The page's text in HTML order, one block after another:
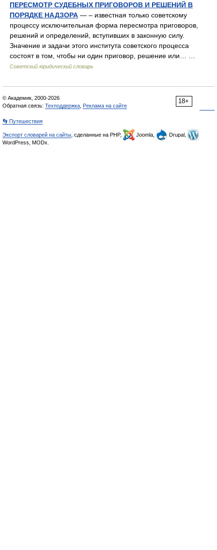
ПЕРЕСМОТР СУДЕБНЫХ ПРИГОВОРОВ И РЕШЕНИЙ В
ПОРЯДКЕ НАДЗОРА — – известная только советскому
процессу исключительная форма пересмотра приговоров,
решений и определений, вступивших в законную силу.
Значение и задачи этого института советского процесса
состоят в том, чтобы ни один приговор, решение или… …
Советский юридический словарь
18+
© Академик, 2000-2026
Обратная связь: Техподдержка Реклама на сайте
👣 Путешествия
Экспорт словарей на сайты , сделанные на PHP, Joomla,
Drupal,
WordPress, MODx.